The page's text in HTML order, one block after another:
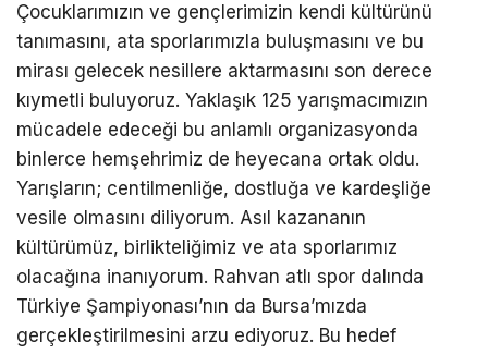
Çocuklarımızın ve gençlerimizin kendi kültürünü
tanımasını, ata sporlarımızla buluşmasını ve bu
mirası gelecek nesillere aktarmasını son derece
kıymetli buluyoruz. Yaklaşık 125 yarışmacımızın
mücadele edeceği bu anlamlı organizasyonda
binlerce hemşehrimiz de heyecana ortak oldu.
Yarışların; centilmenliğe, dostluğa ve kardeşliğe
vesile olmasını diliyorum. Asıl kazananın
kültürümüz, birlikteliğimiz ve ata sporlarımız
olacağına inanıyorum. Rahvan atlı spor dalında
Türkiye Şampiyonası’nın da Bursa’mızda
gerçekleştirilmesini arzu ediyoruz. Bu hedef